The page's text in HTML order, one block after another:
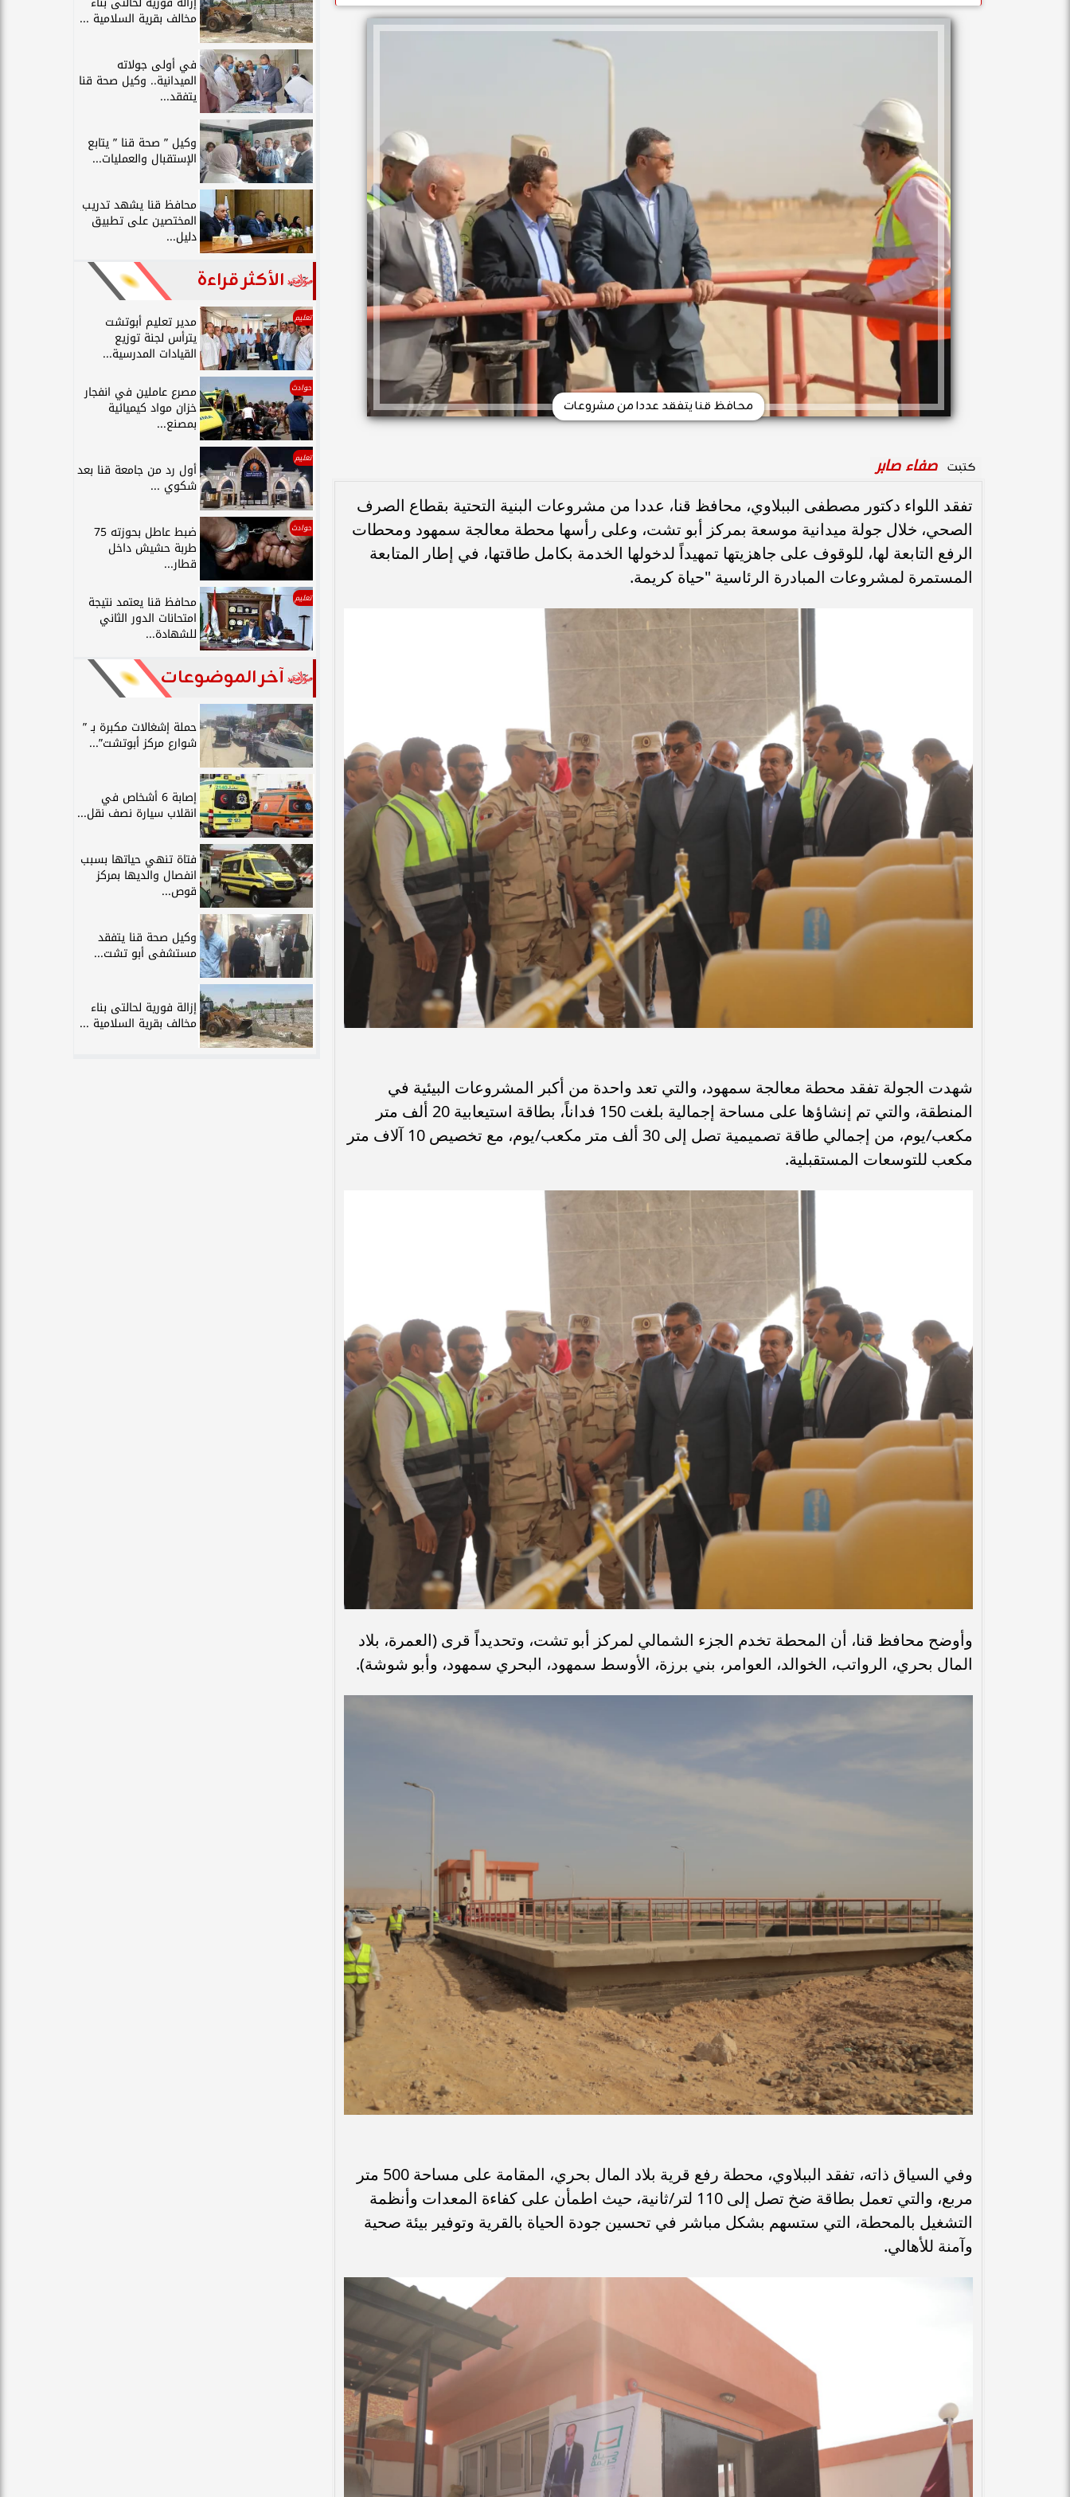
محافظ قنا يتفقد عددا من مشروعات
كتبت صفاء صابر
تفقد اللواء دكتور مصطفى الببلاوي، محافظ قنا، عددا من مشروعات البنية التحتية بقطاع الصرف
الصحي، خلال جولة ميدانية موسعة بمركز أبو تشت، وعلى رأسها محطة معالجة سمهود ومحطات
الرفع التابعة لها، للوقوف على جاهزيتها تمهيداً لدخولها الخدمة بكامل طاقتها، في إطار المتابعة
المستمرة لمشروعات المبادرة الرئاسية "حياة كريمة.
​شهدت الجولة تفقد محطة معالجة سمهود، والتي تعد واحدة من أكبر المشروعات البيئية في
المنطقة، والتي تم إنشاؤها على مساحة إجمالية بلغت 150 فداناً، ​بطاقة استيعابية 20 ألف متر
مكعب/يوم، من إجمالي طاقة تصميمية تصل إلى 30 ألف متر مكعب/يوم، مع تخصيص 10 آلاف متر
مكعب للتوسعات المستقبلية.
​وأوضح محافظ قنا، أن المحطة تخدم الجزء الشمالي لمركز أبو تشت، وتحديداً قرى (العمرة، بلاد
المال بحري، الرواتب، الخوالد، العوامر، بني برزة، الأوسط سمهود، البحري سمهود، وأبو شوشة).
​وفي السياق ذاته، تفقد الببلاوي، محطة رفع قرية بلاد المال بحري، المقامة على مساحة 500 متر
مربع، والتي تعمل بطاقة ضخ تصل إلى 110 لتر/ثانية، حيث اطمأن على كفاءة المعدات وأنظمة
التشغيل بالمحطة، التي ستسهم بشكل مباشر في تحسين جودة الحياة بالقرية وتوفير بيئة صحية
وآمنة للأهالي.
مخالف بقرية السلامية ...
في أولى جولاته
الميدانية.. وكيل صحة قنا
يتفقد...
وكيل ” صحة قنا ” يتابع
الإستقبال والعمليات...
محافظ قنا يشهد تدريب
المختصين على تطبيق
دليل...
الأكثر قراءة
تعليم مدير تعليم أبوتشت
يترأس لجنة توزيع
القيادات المدرسية...
حوادث مصرع عاملين في انفجار
خزان مواد كيميائية
بمصنع...
تعليم
أول رد من جامعة قنا بعد
شكوي ...
حوادث ضبط عاطل بحوزته 75
طربة حشيش داخل
قطار...
تعليم محافظ قنا يعتمد نتيجة
امتحانات الدور الثاني
للشهادة...
آخر الموضوعات
حملة إشغالات مكبرة بـ ”
شوارع مركز أبوتشت”...
إصابة 6 أشخاص في
انقلاب سيارة نصف نقل...
فتاة تنهي حياتها بسبب
انفصال والديها بمركز
قوص...
وكيل صحة قنا يتفقد
مستشفى أبو تشت...
إزالة فورية لحالتى بناء
مخالف بقرية السلامية ...